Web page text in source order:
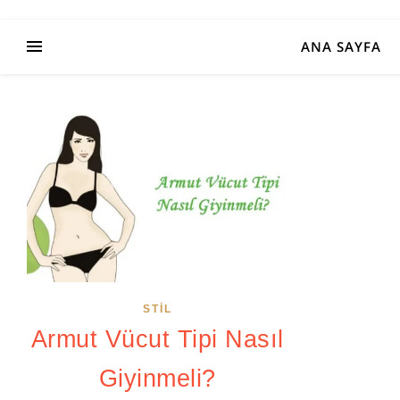
ANA SAYFA
STIL
Armut Vücut Tipi Nasıl
Giyinmeli?